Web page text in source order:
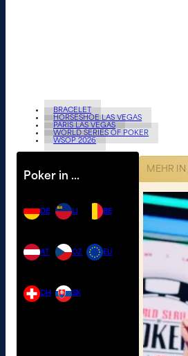
BRACELET
HORSESHOE LAS VEGAS
PARIS LAS VEGAS
WORLD SERIES OF POKER
WSOP 2026
Poker in …
DE
AT
CH
LI
CZ
SK
BE
EU
MEHR IN